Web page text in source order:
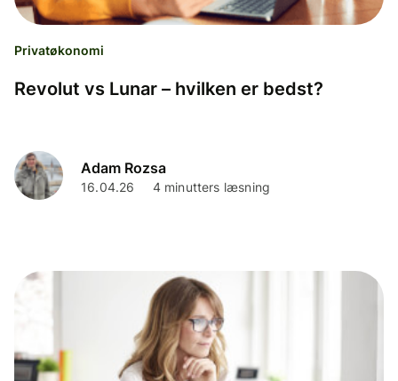
Privatøkonomi
Revolut vs Lunar – hvilken er bedst?
Adam Rozsa
16.04.26 4 minutters læsning